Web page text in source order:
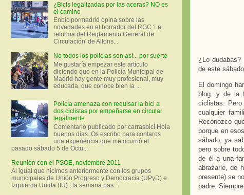
¿Lo
de este
El domingo
blog, y de la
ciclistas.
cualquier
Reconozco
porque en
sábado, ya
pero sobre
de él a una
abrazarle, de
presente) se
padre.
¿Bicis legalizadas por las aceras? NO es
el camino
Enbicipormadrid opina sobre las
novedades en el borrador del RGC 'La
reforma del Reglamento General de
Circulación' de Alfons...
No todos los policías son así... por suerte
Me gustaría empezar este artículo
diciendo que en la Policía Municipal de
Madrid hay gente muy profesional, muy
educada, que conoce bien la ...
Policía amenaza con requisar la bici a
dos ciclistas por empeñarse en circular
legalmente
Comentario publicado por carrasbici Hola
buenos días. Os escribo para contaros
una experiencia que me ocurrió el
pasado sábado 5 de Octu...
Reunión con el PSOE, noviembre 2011
Al igual que hicimos anteriormente con los grupos
municipales de Unión Progreso y Democracia (UPyD) e
Izquierda Unida (IU) , la semana pas...